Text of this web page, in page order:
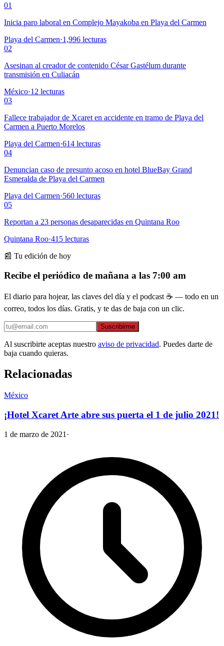
01
Inicia paro laboral en Complejo Mayakoba en Playa del Carmen
Playa del Carmen·1,996 lecturas
02
Asesinan al creador de contenido César Gastélum durante
transmisión en Culiacán
México·12 lecturas
03
Fallece trabajador de Xcaret en accidente en tramo de Playa del
Carmen a Puerto Morelos
Playa del Carmen·614 lecturas
04
Denuncian caso de presunto acoso en hotel BlueBay Grand
Esmeralda de Playa del Carmen
Playa del Carmen·560 lecturas
05
Reportan a 23 personas desaparecidas en Quintana Roo
Quintana Roo·415 lecturas
📰 Tu edición de hoy
Recibe el periódico de mañana a las 7:00 am
El diario para hojear, las claves del día y el podcast ☕ — todo en un
correo, todos los días. Gratis, y te das de baja con un clic.
Suscribirme
Al suscribirte aceptas nuestro aviso de privacidad. Puedes darte de
baja cuando quieras.
Relacionadas
México
¡Hotel Xcaret Arte abre sus puerta el 1 de julio 2021!
1 de marzo de 2021 ·